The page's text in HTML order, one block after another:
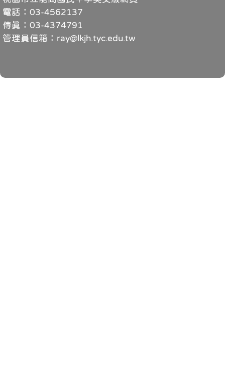
電話：03-4562137
傳真：03-4374791
管理員信箱：ray@lkjh.tyc.edu.tw